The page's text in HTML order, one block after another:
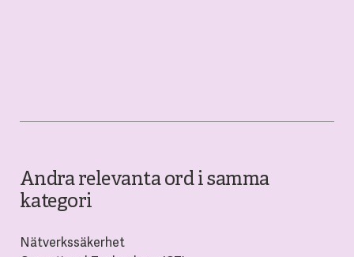
Andra relevanta ord i samma
kategori
Nätverkssäkerhet